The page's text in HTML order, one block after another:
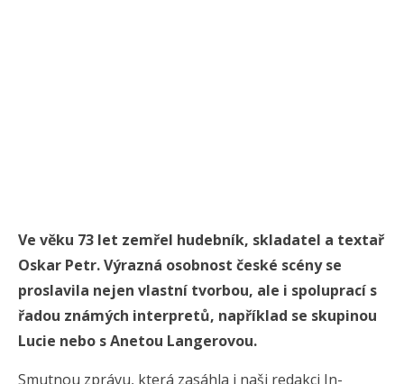
Ve věku 73 let zemřel hudebník, skladatel a textař
Oskar Petr. Výrazná osobnost české scény se
proslavila nejen vlastní tvorbou, ale i spoluprací s
řadou známých interpretů, například se skupinou
Lucie nebo s Anetou Langerovou.
Smutnou zprávu, která zasáhla i naši redakci In-